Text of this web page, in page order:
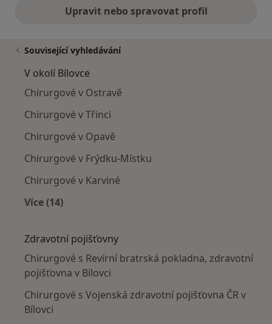
Upravit nebo spravovat profil
Související vyhledávání
V okolí Bílovce
Chirurgové v Ostravě
Chirurgové v Třinci
Chirurgové v Opavě
Chirurgové v Frýdku-Místku
Chirurgové v Karviné
Více (14)
Zdravotní pojišťovny
Chirurgové s Revírní bratrská pokladna, zdravotní
pojišťovna v Bílovci
Chirurgové s Vojenská zdravotní pojišťovna ČR v
Bílovci